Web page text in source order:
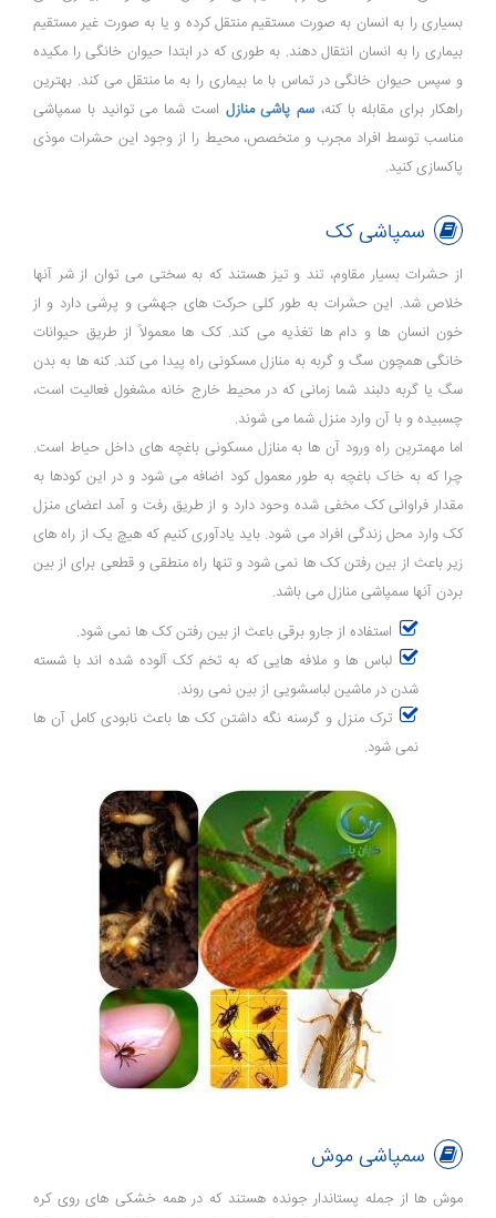
بسیاری را به انسان به صورت مستقیم منتقل کرده و یا به صورت غیر مستقیم
بیماری را به انسان انتقال دهند. به طوری که در ابتدا حیوان خانگی را مکیده
و سپس حیوان خانگی در تماس با ما بیماری را به ما منتقل می کند. بهترین
راهکار برای مقابله با کنه، سم پاشی منازل است شما می توانید با سمپاشی
مناسب توسط افراد مجرب و متخصص، محیط را از وجود این حشرات موذی
پاکسازی کنید.
سمپاشی کک
از حشرات بسیار مقاوم، تند و تیز هستند که به سختی می توان از شر آنها
خلاص شد. این حشرات به طور کلی حرکت های جهشی و پرشی دارد و از
خون انسان ها و دام ها تغذیه می کند. کک ها معمولاً از طریق حیوانات
خانگی همچون سگ و گربه به منازل مسکونی راه پیدا می کند. کنه ها به بدن
سگ یا گربه دلبند شما زمانی که در محیط خارج خانه مشغول فعالیت است،
چسبیده و با آن وارد منزل شما می شوند.
اما مهمترین راه ورود آن ها به منازل مسکونی باغچه های داخل حیاط است.
چرا که به خاک باغچه به طور معمول کود اضافه می شود و در این کودها به
مقدار فراوانی کک مخفی شده وحود دارد و از طریق رفت و آمد اعضای منزل
کک وارد محل زندگی افراد می شود. باید یادآوری کنیم که هیچ یک از راه های
زیر باعث از بین رفتن کک ها نمی شود و تنها راه منطقی و قطعی برای از بین
بردن آنها سمپاشی منازل می باشد.
استفاده از جارو برقی باعث از بین رفتن کک ها نمی شود.
لباس ها و ملافه هایی که به تخم کک آلوده شده‌ اند با شسته
شدن در ماشین لباسشویی از بین نمی روند.
ترک منزل و گرسنه نگه داشتن کک ها باعث نابودی کامل آن ها
نمی شود.
سمپاشی موش
موش ها از جمله پستاندار جونده هستند که در همه خشکی های روی کره